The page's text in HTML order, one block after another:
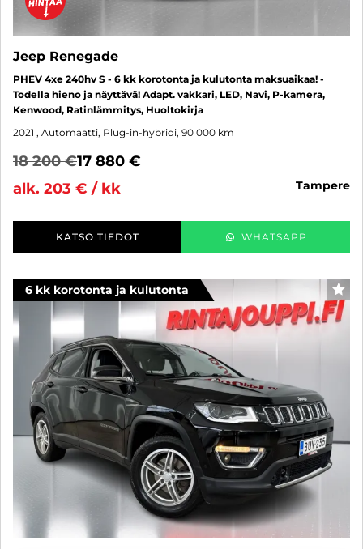
Jeep Renegade
PHEV 4xe 240hv S - 6 kk korotonta ja kulutonta maksuaikaa! -
Todella hieno ja näyttävä! Adapt. vakkari, LED, Navi, P-kamera,
Kenwood, Ratinlämmitys, Huoltokirja
2021 , Automaatti, Plug-in-hybridi, 90 000 km
18 200 €17 880 €
alk. 203 € / kk
tampere
KATSO TIEDOT WHATSAPP
6 kk korotonta ja kulutonta